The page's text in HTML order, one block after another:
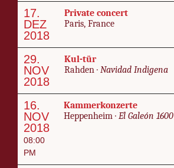
17.
DEZ
2018
Pri­vate con­cert
Paris, France
29.
NOV
2018
Kul-tür
Rah­den · Navi­dad In­di­ge­na
16.
NOV
2018
08:00
PM
Kam­merkonz­erte
Hep­pen­heim · El Galeón 1600